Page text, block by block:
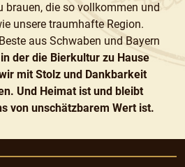
brauen, die so vollkommen und
unsere traumhafte Region.
aus Schwaben und Bayern
der die Bierkultur zu Hause
mit Stolz und Dankbarkeit
Und Heimat ist und bleibt
von unschätzbarem Wert ist.